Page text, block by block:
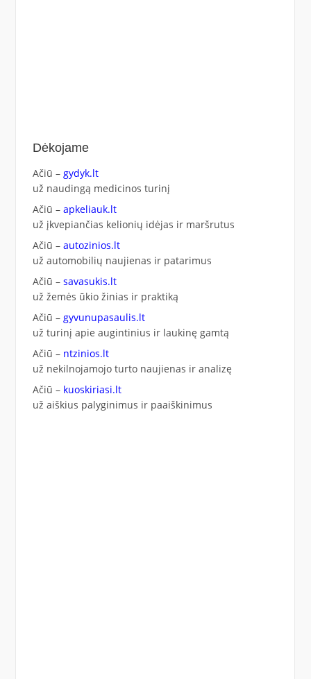
Dėkojame
Ačiū – gydyk.lt
už naudingą medicinos turinį
Ačiū – apkeliauk.lt
už įkvepiančias kelionių idėjas ir maršrutus
Ačiū – autozinios.lt
už automobilių naujienas ir patarimus
Ačiū – savasukis.lt
už žemės ūkio žinias ir praktiką
Ačiū – gyvunupasaulis.lt
už turinį apie augintinius ir laukinę gamtą
Ačiū – ntzinios.lt
už nekilnojamojo turto naujienas ir analizę
Ačiū – kuoskiriasi.lt
už aiškius palyginimus ir paaiškinimus